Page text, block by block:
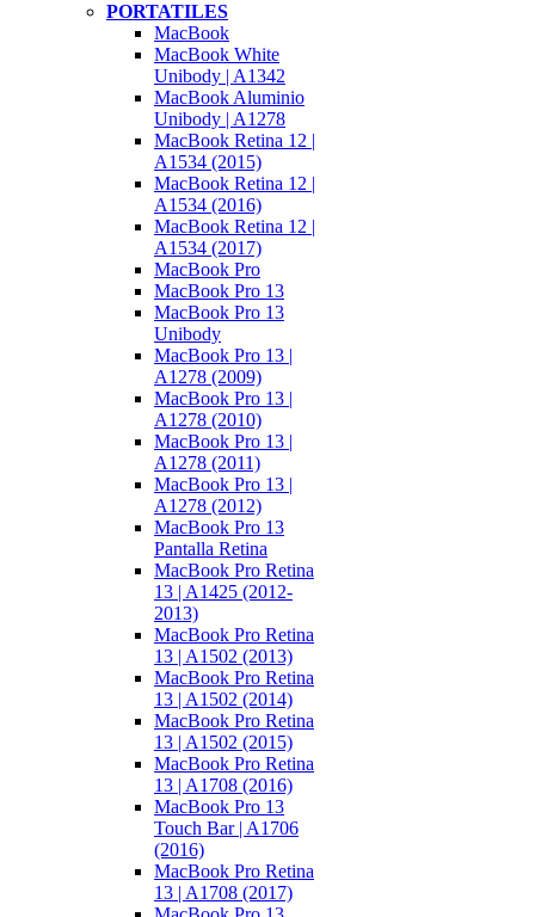
PORTATILES
MacBook
MacBook White
Unibody | A1342
MacBook Aluminio
Unibody | A1278
MacBook Retina 12 |
A1534 (2015)
MacBook Retina 12 |
A1534 (2016)
MacBook Retina 12 |
A1534 (2017)
MacBook Pro
MacBook Pro 13
MacBook Pro 13
Unibody
MacBook Pro 13 |
A1278 (2009)
MacBook Pro 13 |
A1278 (2010)
MacBook Pro 13 |
A1278 (2011)
MacBook Pro 13 |
A1278 (2012)
MacBook Pro 13
Pantalla Retina
MacBook Pro Retina
13 | A1425 (2012-
2013)
MacBook Pro Retina
13 | A1502 (2013)
MacBook Pro Retina
13 | A1502 (2014)
MacBook Pro Retina
13 | A1502 (2015)
MacBook Pro Retina
13 | A1708 (2016)
MacBook Pro 13
Touch Bar | A1706
(2016)
MacBook Pro Retina
13 | A1708 (2017)